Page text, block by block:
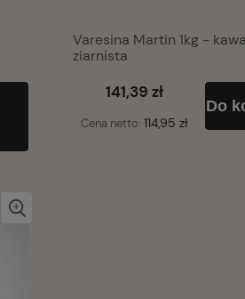
Varesina Martin 1kg - kawa
ziarnista
141,39 zł
Cena netto: 114,95 zł
Do